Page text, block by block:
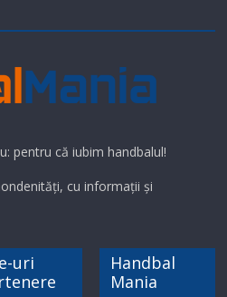
pentru că iubim handbalul!
cu informații și
uri
Handbal
Mania